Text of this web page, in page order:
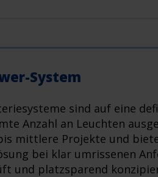
System
sind auf eine
Anzahl an Leuchten
mittlere Projekte und
bei klar umrissenen
und platzsparend